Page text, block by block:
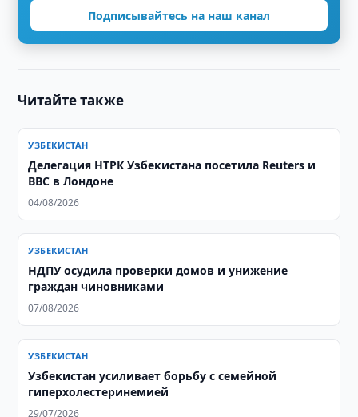
Подписывайтесь на наш канал
Читайте также
УЗБЕКИСТАН
Делегация НТРК Узбекистана посетила Reuters и
BBC в Лондоне
04/08/2026
УЗБЕКИСТАН
НДПУ осудила проверки домов и унижение
граждан чиновниками
07/08/2026
УЗБЕКИСТАН
Узбекистан усиливает борьбу с семейной
гиперхолестеринемией
29/07/2026